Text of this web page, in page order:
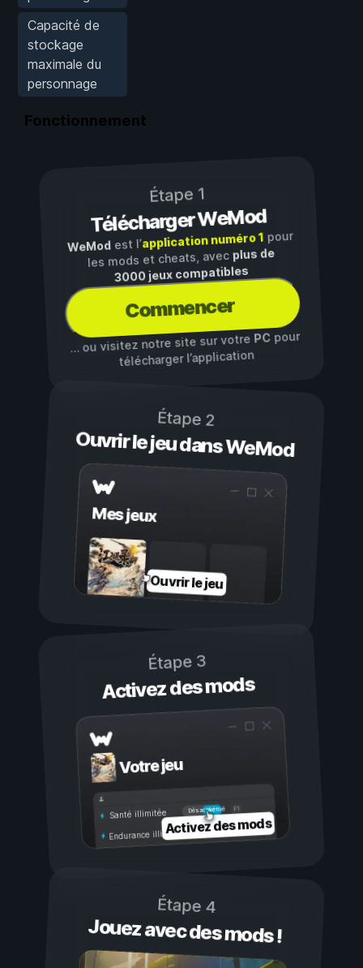
Capacité de
stockage
maximale du
personnage
Fonctionnement
Étape 1
Télécharger WeMod
WeModest l’application numéro 1pour
les mods et cheats, avec plus de
3000 jeux compatibles
Commencer
… ou visitez notre site sur votre PCpour
télécharger l’application
Étape 2
Ouvrir le jeu dans WeMod
Mes jeux
Ouvrir le jeu
Étape 3
Activez des mods
Votre jeu
Activé
Désactivé
Santé illimitée
Endurance illimitéeActivez des mods
Étape 4
Jouez avec des mods !